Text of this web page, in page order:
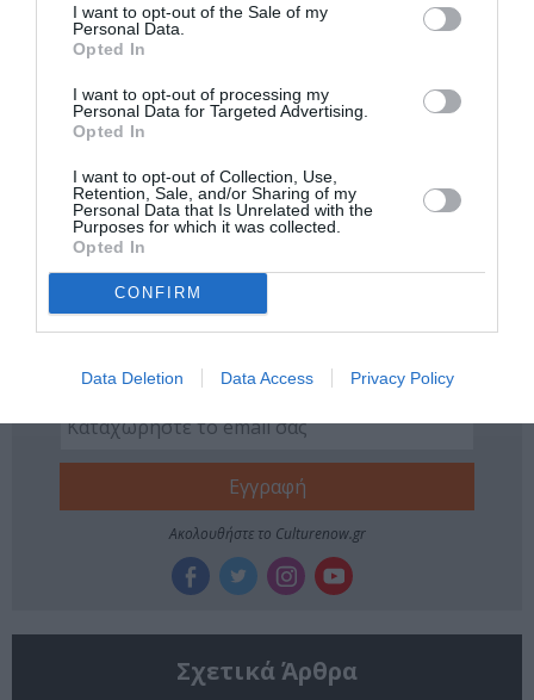
I want to opt-out of the Sale of my
Personal Data.
Opted In
I want to opt-out of processing my
Personal Data for Targeted Advertising.
Opted In
I want to opt-out of Collection, Use,
Retention, Sale, and/or Sharing of my
Personal Data that Is Unrelated with the
Purposes for which it was collected.
Opted In
CONFIRM
Data Deletion Data Access Privacy Policy
Tags
ΕΝΤΕΧΝΟ - ΛΑΪΚΟ - ΠΑΡΑΔΟΣΙΑΚΗ
ΘΑΝΑΣΗΣ ΠΑΠΑΚΩΝΣΤΑΝΤΙΝΟΥ
ΚΑΛΟΚΑΙΡΙΝΕΣ ΣΥΝΑΥΛΙΕΣ
ΠΕΡΙΟΔΕΙΕΣ ΕΛΛΗΝΩΝ ΚΑΛΛΙΤΕΧΝΩΝ - ΚΑΛΟΚΑΙΡΙ 2018
ΣΥΝΑΥΛΙΕΣ 2018
Newsletter
την Τέχνη και τον Πολιτισμό!
Ακολουθήστε το Culturenow.gr
Σχετικά Άρθρα